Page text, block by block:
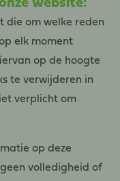
website:
die om welke reden
elk moment
op de hoogte
te verwijderen in
verplicht om
op deze
volledigheid of